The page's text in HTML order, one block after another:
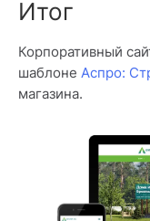
Итог
Корпоративный
шаблоне Аспро:
магазина.